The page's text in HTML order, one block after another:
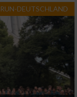
RUN-DEUTSCHLAND